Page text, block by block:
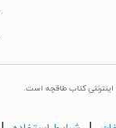
کتاب طاقچه است.